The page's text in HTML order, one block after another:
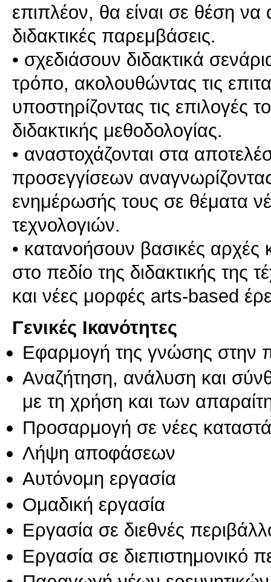
επιπλέον, θα είναι σε θέση
διδακτικές παρεμβάσεις.
• σχεδιάσουν διδακτικά
τρόπο, ακολουθώντας τις
υποστηρίζοντας τις επιλογές
διδακτικής μεθοδολογίας.
• αναστοχάζονται στα
προσεγγίσεων
ενημέρωσής τους σε θέματα
τεχνολογιών.
• κατανοήσουν βασικές αρχές
στο πεδίο της διδακτικής της
Γενικές Ικανότητες
Εφαρμογή της γνώσης στην
Αναζήτηση, ανάλυση και
με τη χρήση και των
Προσαρμογή σε νέες
Λήψη αποφάσεων
Αυτόνομη εργασία
Ομαδική εργασία
Εργασία σε διεθνές
Εργασία σε διεπιστημονικό